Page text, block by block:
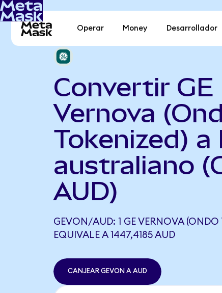
Operar Money Desarrollador
Convertir GE
Vernova
Tokenized) a
australiano
AUD)
GEVON/AUD: 1 GE VERNOVA (ONDO
EQUIVALE A 1447,4185 AUD
CANJEAR GEVON A AUD